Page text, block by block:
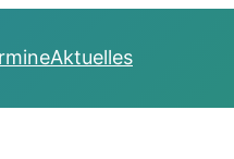
Aktuelles